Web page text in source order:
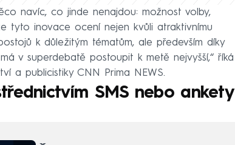
navíc, co jinde nenajdou: možnost volby,
tyto inovace ocení nejen kvůli atraktivnímu
k důležitým tématům, ale především díky
v superdebatě postoupit k metě nejvyšší,“ říká
a publicistiky CNN Prima NEWS.
SMS nebo ankety